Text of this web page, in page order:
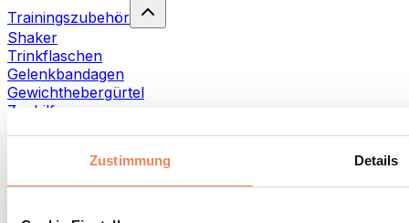
Zustimmung Details
Trainingszubehör
Shaker
Trinkflaschen
Gelenkbandagen
Gewichthebergürtel
Zughilfen
Weiteres Trainingszubehör